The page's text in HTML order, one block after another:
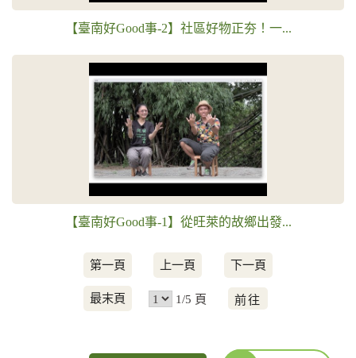
【臺南好Good事-2】社區好物正夯！一...
【臺南好Good事-1】從旺萊的故鄉出發...
第一頁 上一頁 下一頁
最末頁 1/5 頁
前